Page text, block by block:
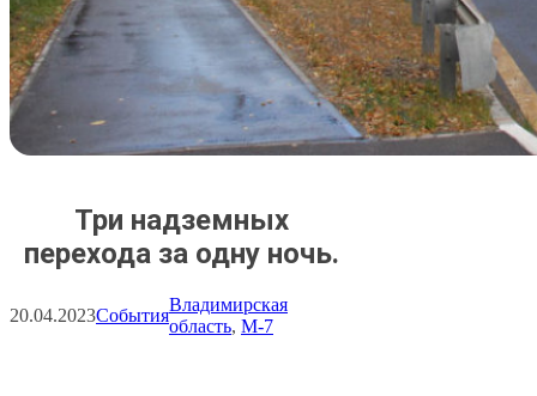
Три надземных
перехода за одну ночь.
20.04.2023События
Владимирская
область, М-7